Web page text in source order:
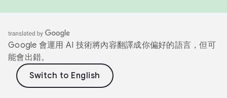
Google 會運用 AI 技術將內容翻譯成你偏好的語言，但可
能會出錯。